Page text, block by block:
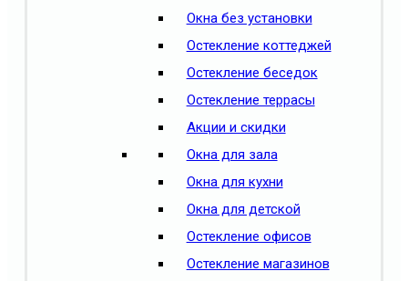
Окна без установки
Остекление коттеджей
Остекление беседок
Остекление террасы
Акции и скидки
Окна для зала
Окна для кухни
Окна для детской
Остекление офисов
Остекление магазинов